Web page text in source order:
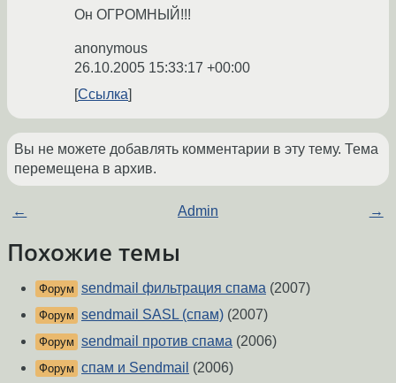
Он ОГРОМНЫЙ!!!
anonymous
26.10.2005 15:33:17 +00:00
Ссылка
Вы не можете добавлять комментарии в эту тему. Тема
перемещена в архив.
← Admin →
Похожие темы
Форум sendmail фильтрация спама (2007)
Форум sendmail SASL (спам) (2007)
Форум sendmail против спама (2006)
Форум спам и Sendmail (2006)